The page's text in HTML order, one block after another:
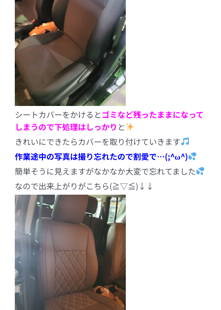
シートカバーをかけるとゴミなど残ったままになって
しまうので下処理はしっかり と
きれいにできたらカバーを取り付けていきます
作業途中の写真は撮り忘れたので割愛で…(;^ω^)
簡単そうに見えますがなかなか大変で忘れてました
なので出来上がりがこちら(≧▽≦)↓↓